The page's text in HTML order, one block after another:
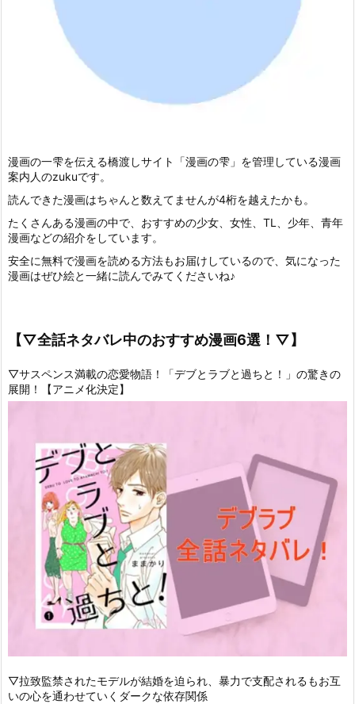
漫画の一雫を伝える橋渡しサイト「漫画の雫」を管理している漫画
案内人のzukuです。
読んできた漫画はちゃんと数えてませんが4桁を越えたかも。
たくさんある漫画の中で、おすすめの少女、女性、TL、少年、青年
漫画などの紹介をしています。
安全に無料で漫画を読める方法もお届けしているので、気になった
漫画はぜひ絵と一緒に読んでみてくださいね♪
【▽全話ネタバレ中のおすすめ漫画6選！▽】
▽サスペンス満載の恋愛物語！「デブとラブと過ちと！」の驚きの
展開！【アニメ化決定】
▽拉致監禁されたモデルが結婚を迫られ、暴力で支配されるもお互
いの心を通わせていくダークな依存関係